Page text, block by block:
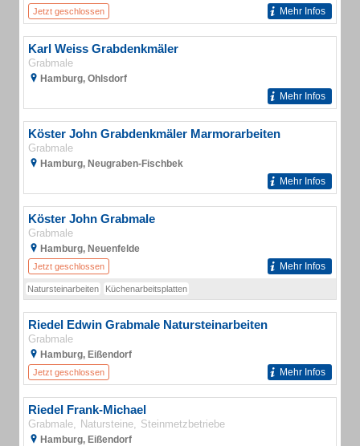
Jetzt geschlossen Mehr Infos
Karl Weiss Grabdenkmäler
Grabmale
Hamburg, Ohlsdorf
Mehr Infos
Köster John Grabdenkmäler Marmorarbeiten
Grabmale
Hamburg, Neugraben-Fischbek
Mehr Infos
Köster John Grabmale
Grabmale
Hamburg, Neuenfelde
Jetzt geschlossen Mehr Infos
Natursteinarbeiten Küchenarbeitsplatten
Riedel Edwin Grabmale Natursteinarbeiten
Grabmale
Hamburg, Eißendorf
Jetzt geschlossen Mehr Infos
Riedel Frank-Michael
Grabmale Natursteine Steinmetzbetriebe
Hamburg, Eißendorf